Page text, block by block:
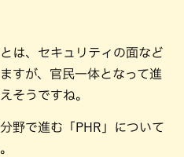
は、セキュリティの面など
すが、官民一体となって進
そうですね。
野で進む「PHR」について